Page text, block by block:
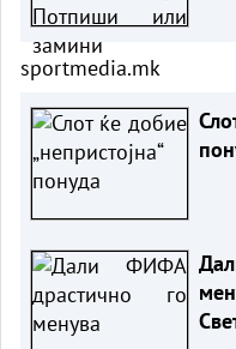
sportmedia.mk